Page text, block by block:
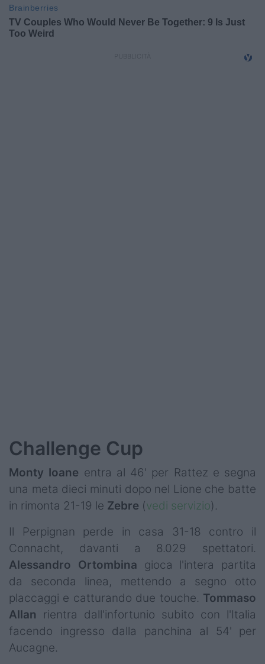
Challenge Cup
Monty Ioane entra al 46' per Rattez e segna
una meta dieci minuti dopo nel Lione che batte
in rimonta 21-19 le Zebre (vedi servizio).
Il Perpignan perde in casa 31-18 contro il
Connacht, davanti a 8.029 spettatori.
Alessandro
Ortombina gioca l'intera partita
da seconda linea, mettendo a segno otto
placcaggi e catturando due touche. Tommaso
Allan rientra dall'infortunio subito con l'Italia
facendo ingresso dalla panchina al 54' per
Aucagne.